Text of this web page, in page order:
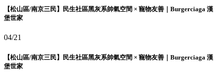
【松山區/南京三民】民生社區黑灰系帥氣空間 × 寵物友善｜Burgerciaga 漢
堡世家
04/21
【松山區/南京三民】民生社區黑灰系帥氣空間 × 寵物友善｜Burgerciaga 漢
堡世家